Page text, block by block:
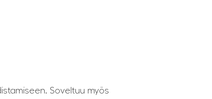
Soveltuu myös